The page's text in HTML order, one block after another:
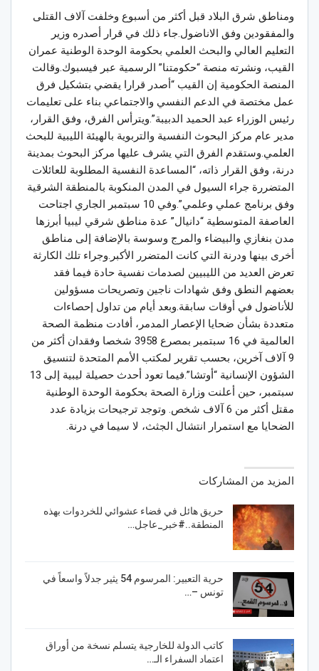
ومناطق شرق البلاد قبل أكثر من أسبوع وخلفت آلاف القتلى
والمفقودين وفق الاناضول.جاء ذلك في قرار أصدره وزير
التعليم العالي والبحث العلمي بحكومة الوحدة الوطنية عمران
القيب، ونشرته منصة “حكومتنا” الرسمية عبر فيسبوك.وقالت
المنصة الحكومية إن القيب “أصدر قرارا يقضي بتشكيل فرق
عمل مختصة في الدعم النفسي والاجتماعي بناء على تعليمات
رئيس الوزراء عبد الحميد الدبيبة”.ويترأس الفرق، وفق القرار،
مدير عام مركز البحوث النفسية والتربوية بالهيئة الليبية للبحث
العلمي.وستقدم الفرق التي يشرف عليها مركز البحوث بمدينة
درنة، وفق القرار ذاته، “المساعدة النفسية المطلوبة للعائلات
المتضررة جراء السيول في المدن المنكوبة بالمنطقة الشرقية
وفق برنامج عملي وعلمي”.وفي 10 سبتمبر الجاري اجتاحت
العاصفة المتوسطية “دانيال” عدة مناطق شرقي ليبيا أبرزها
مدن بنغازي والبيضاء والمرج وسوسة بالإضافة إلى مناطق
أخرى بينها ودرنة التي كانت المتضرر الأكبر.وجراء تلك الكارثة
تعرض العديد من الليبيين لصدمات نفسية حادة فيما فقد
بعضهم النطق وفق شهادات ناجين وتصريحات مسؤولين
للأناضول في أوقات سابقة.وبعد أيام من تداول إحصاءات
متعددة بشأن ضحايا الإعصار المدمر، أفادت منظمة الصحة
العالمية في 16 سبتمبر بمصرع 3958 شخصا وفقدان أكثر من
9 آلاف آخرين، بحسب تقرير لمكتب الأمم المتحدة لتنسيق
الشؤون الإنسانية “أوتشا”.فيما تعود أحدث حصيلة ليبية إلى 13
سبتمبر، حين أعلنت وزارة الصحة بحكومة الوحدة الوطنية
مقتل أكثر من 6 آلاف شخص. وتوجد ترجيحات بزيادة عدد
الضحايا مع استمرار انتشال الجثث، لا سيما في درنة.
المزيد من المشاركات
حريق هائل في فضاء عشوائي للخردوات بهذه
المنطقة..#خبر_عاجل…
حرية التعبير: المرسوم 54 يثير جدلاً واسعاً في
تونس –…
كاتب الدولة للخارجية يتسلم نسخة من أوراق
اعتماد السفراء الـ…